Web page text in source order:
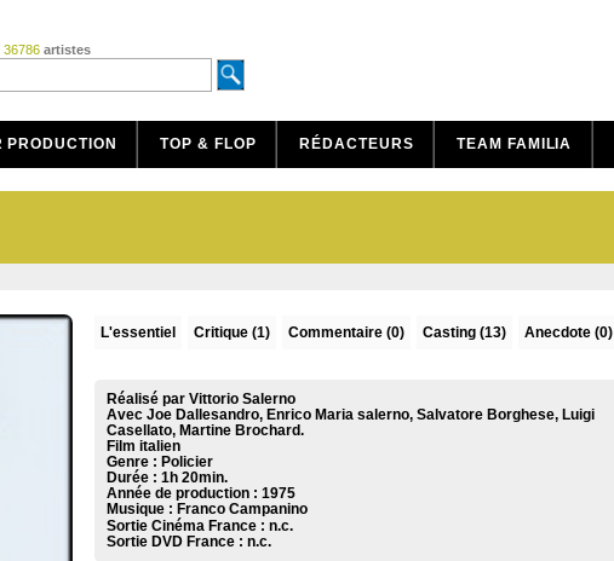
36786 artistes
PRODUCTION TOP & FLOP RÉDACTEURS TEAM FAMILIA
L'essentiel Critique(1) Commentaire(0) Casting (13) Anecdote (0)
Réalisé par Vittorio Salerno
Avec Joe Dallesandro, Enrico Maria salerno, Salvatore Borghese, Luigi
Casellato, Martine Brochard.
Film italien
Genre : Policier
Durée : 1h 20min.
Année de production : 1975
Musique : Franco Campanino
Sortie Cinéma France : n.c.
Sortie DVD France : n.c.